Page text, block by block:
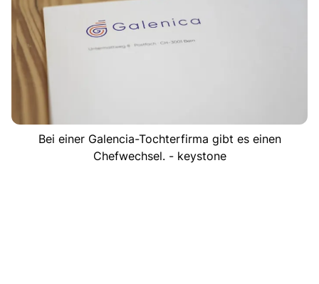
Bei einer Galencia-Tochterfirma gibt es einen
Chefwechsel. - keystone